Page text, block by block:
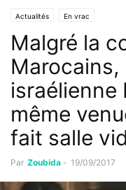
Actualités En vrac
Malgré la
israélienne
même
fait salle
Par Zoubida - 19/09/2017